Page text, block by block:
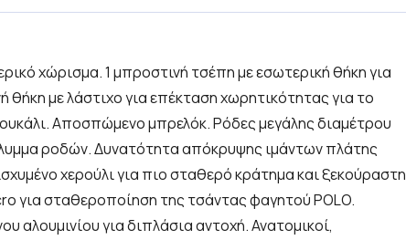
χώρισμα. 1 μπροστινή τσέπη με εσωτερική θήκη για
θήκη με λάστιχο για επέκταση χωρητικότητας για το
Αποσπώμενο μπρελόκ. Ρόδες μεγάλης διαμέτρου
ροδών. Δυνατότητα απόκρυψης ιμάντων πλάτης
χερούλι για πιο σταθερό κράτηµα και ξεκούραστη
για σταθεροποίηση της τσάντας φαγητού POLO.
αλουμινίου για διπλάσια αντοχή. Ανατομικοί,